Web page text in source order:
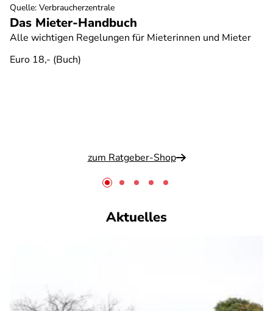
Das Mieter-Handbuch
Alle wichtigen Regelungen für Mieterinnen und Mieter
Euro 18,- (Buch)
zum Ratgeber-Shop
Quelle: Verbraucherzentrale
Aktuelles